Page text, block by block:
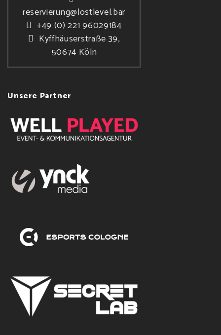
reservierung@lostlevel.bar
+49 (0) 221 96029184
Kyffhäuserstraße 39,
50674 Köln
Unsere Partner